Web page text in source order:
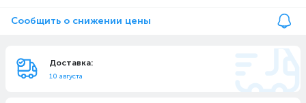
Сообщить о снижении цены
Доставка:
10 августа